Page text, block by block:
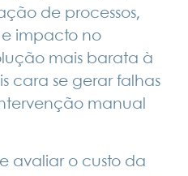
de processos,
impacto no
mais barata à
cara se gerar falhas
manual
avaliar o custo da